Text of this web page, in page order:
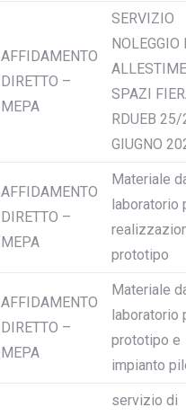
AFFIDAMENTO
DIRETTO –
MEPA
SERVIZIO
NOLEGGIO
SPAZI
RDUEB
GIUGNO
AFFIDAMENTO
DIRETTO –
MEPA
Materiale
laboratorio
prototipo
AFFIDAMENTO
DIRETTO –
MEPA
Materiale
laboratorio
prototipo e
impianto
servizio di